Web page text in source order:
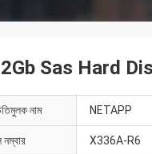
Sas Hard
নাম NETAPP
নম্বার X336A-R6